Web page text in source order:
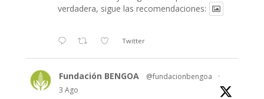
verdadera, sigue las recomendaciones:
Twitter
Fundación BENGOA @fundacionbengoa
·
3 Ago